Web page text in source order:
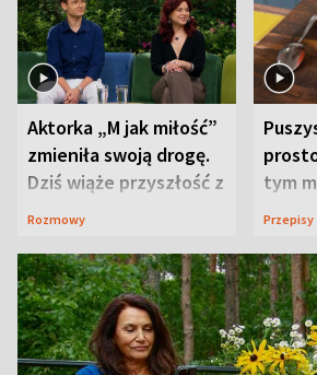
Aktorka „M jak miłość”
zmieniła swoją drogę.
Dziś wiąże przyszłość z
neurobiologią
Rozmowy
tym
Przepisy